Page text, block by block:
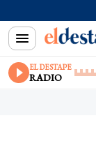
EL DESTAPE
RADIO